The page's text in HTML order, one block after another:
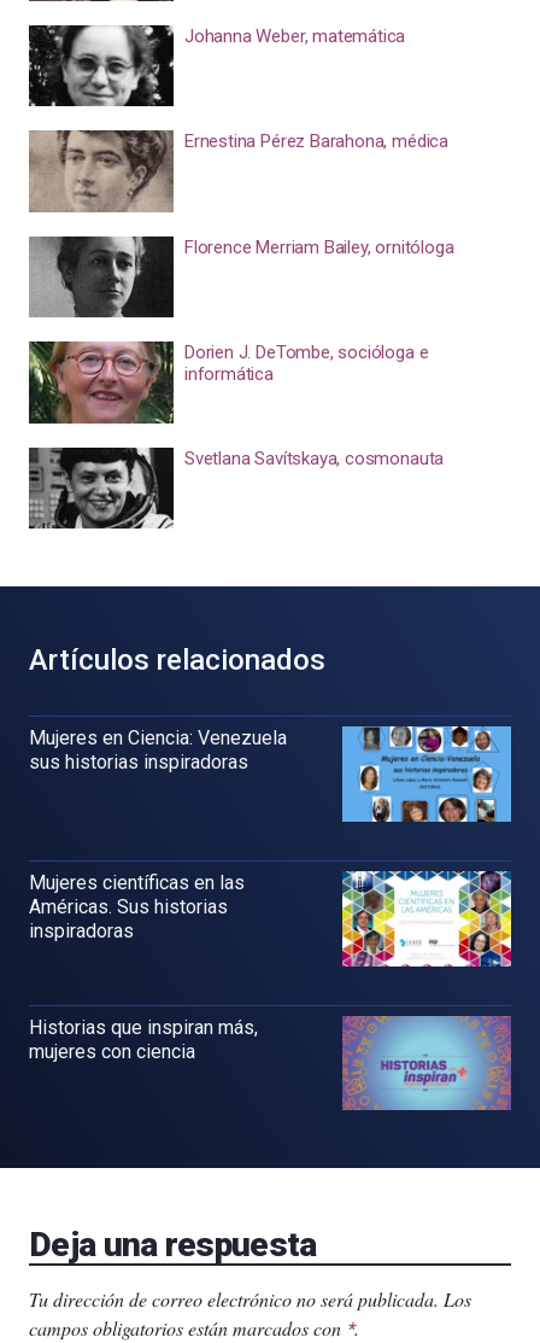
Johanna Weber, matemática
Ernestina Pérez Barahona, médica
Florence Merriam Bailey, ornitóloga
Dorien J. DeTombe, socióloga e
informática
Svetlana Savítskaya, cosmonauta
Artículos relacionados
Mujeres en Ciencia: Venezuela
sus historias inspiradoras
Mujeres científicas en las
Américas. Sus historias
inspiradoras
Historias que inspiran más,
mujeres con ciencia
Deja una respuesta
Tu dirección de correo electrónico no será publicada. Los
campos obligatorios están marcados con *.